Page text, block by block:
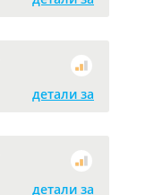
детали за
детали за